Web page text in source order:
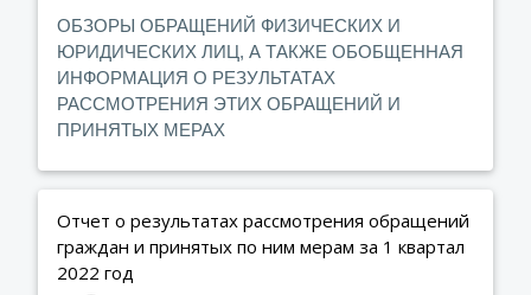
ОБЗОРЫ ОБРАЩЕНИЙ ФИЗИЧЕСКИХ И
ЮРИДИЧЕСКИХ ЛИЦ, А ТАКЖЕ ОБОБЩЕННАЯ
ИНФОРМАЦИЯ О РЕЗУЛЬТАТАХ
РАССМОТРЕНИЯ ЭТИХ ОБРАЩЕНИЙ И
ПРИНЯТЫХ МЕРАХ
Отчет о результатах рассмотрения обращений
граждан и принятых по ним мерам за 1 квартал
2022 год